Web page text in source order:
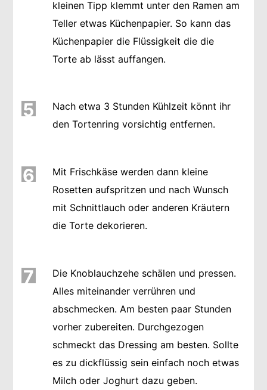
kleinen Tipp klemmt unter den Ramen am
Teller etwas Küchenpapier. So kann das
Küchenpapier die Flüssigkeit die die
Torte ab lässt auffangen.
5
Nach etwa 3 Stunden Kühlzeit könnt ihr
den Tortenring vorsichtig entfernen.
6
Mit Frischkäse werden dann kleine
Rosetten aufspritzen und nach Wunsch
mit Schnittlauch oder anderen Kräutern
die Torte dekorieren.
7
Die Knoblauchzehe schälen und pressen.
Alles miteinander verrühren und
abschmecken. Am besten paar Stunden
vorher zubereiten. Durchgezogen
schmeckt das Dressing am besten. Sollte
es zu dickflüssig sein einfach noch etwas
Milch oder Joghurt dazu geben.